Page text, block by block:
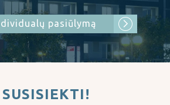
pasiūlymą
SUSISIEKTI!